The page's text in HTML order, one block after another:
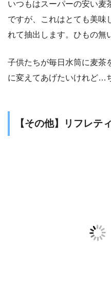
いつもはスーパーの安い麦
ですが、これはとても美味
れて抽出します。ひもの無
子供たちが毎日水筒に麦茶
に変えてあげたいけれど…
【その他】リフレテ